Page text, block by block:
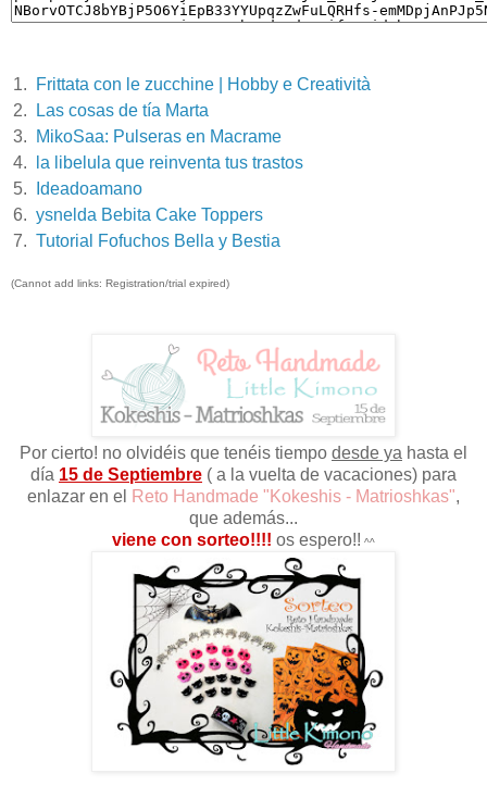
1.
Frittata con le zucchine | Hobby e Creatività
2.
Las cosas de tía Marta
3.
MikoSaa: Pulseras en Macrame
4.
la libelula que reinventa tus trastos
5.
Ideadoamano
6. ysnelda Bebita Cake Toppers
7. Tutorial Fofuchos Bella y Bestia
(Cannot add links: Registration/trial expired)
Por cierto! no olvidéis que tenéis tiempo desde ya hasta el
día 15 de Septiembre ( a la vuelta de vacaciones) para
enlazar en el
Reto Handmade "Kokeshis - Matrioshkas",
que además...
viene con sorteo!!!! os espero!! ^^